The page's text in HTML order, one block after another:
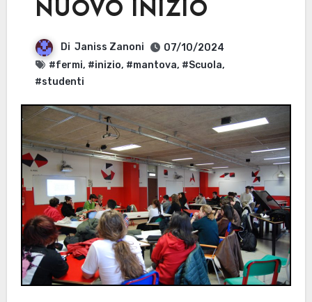
NUOVO INIZIO
Di Janiss Zanoni
07/10/2024
#fermi, #inizio, #mantova, #Scuola,
#studenti